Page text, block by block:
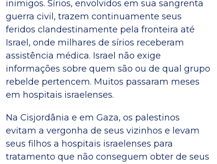
inimigos. Sírios, envolvidos em sua sangrenta
guerra civil, trazem continuamente seus
feridos clandestinamente pela fronteira até
Israel, onde milhares de sírios receberam
assistência médica. Israel não exige
informações sobre quem são ou de qual grupo
rebelde pertencem. Muitos passaram meses
em hospitais israelenses.
Na Cisjordânia e em Gaza, os palestinos
evitam a vergonha de seus vizinhos e levam
seus filhos a hospitais israelenses para
tratamento que não conseguem obter de seus